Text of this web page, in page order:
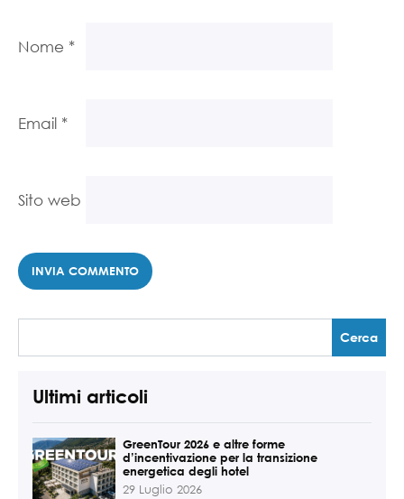
Nome *
Email *
Sito web
Ultimi articoli
GreenTour 2026 e altre forme
d’incentivazione per la transizione
energetica degli hotel
29 Luglio 2026